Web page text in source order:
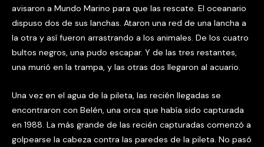
avisaron a Mundo Marino para que las rescate. El oceanario
dispuso dos de sus lanchas. Ataron una red de una lancha a
la otra y así fueron arrastrando a los animales. De los cuatro
bultos negros, una pudo escapar. Y de las tres restantes,
una murió en la trampa, y las otras dos llegaron al acuario.
Una vez en el agua de la pileta, las recién llegadas se
encontraron con Belén, una orca que había sido capturada
en 1988. La más grande de las recién capturadas comenzó a
golpearse la cabeza contra las paredes de la pileta. No pasó